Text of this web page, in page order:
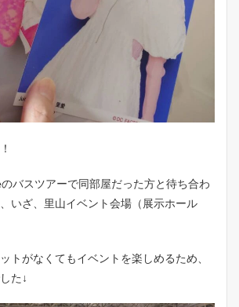
バスツアーで同部屋だった方と待ち合わ
いざ、里山イベント会場（展示ホール
トがなくてもイベントを楽しめるため、
た↓